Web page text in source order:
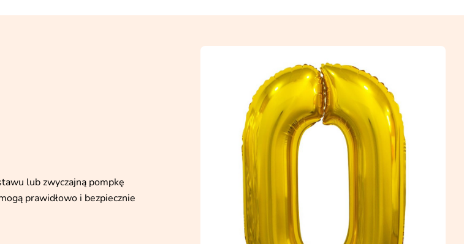
lub zwyczajną pompkę
prawidłowo i bezpiecznie